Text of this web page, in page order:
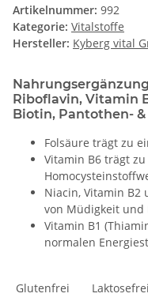
Artikelnummer: 992
Kategorie: Vitalstoffe
Hersteller: Kyberg vital
Riboflavin, Vitamin
Biotin, Pantothen- &
Folsäure trägt zu
Vitamin B6 trägt
Niacin, Vitamin B2
von Müdigkeit und
Vitamin B1
normalen
Glutenfrei